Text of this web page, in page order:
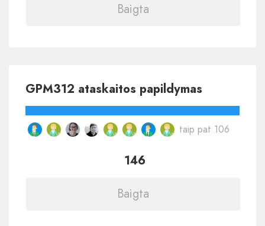
Baigta
146
Baigta
GPM312 ataskaitos papildymas
taip pat 106